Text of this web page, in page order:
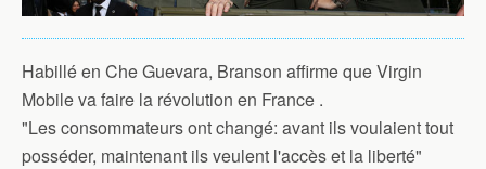
Habillé en Che Guevara, Branson affirme que Virgin
Mobile va faire la révolution en France .
"Les consommateurs ont changé: avant ils voulaient tout
posséder, maintenant ils veulent l'accès et la liberté"